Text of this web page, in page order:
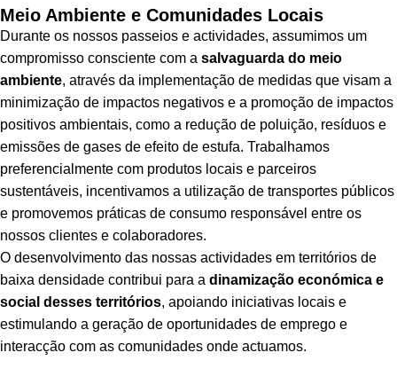
Meio Ambiente e Comunidades Locais
Durante os nossos passeios e actividades, assumimos um
compromisso consciente com a salvaguarda do meio
ambiente, através da implementação de medidas que visam a
minimização de impactos negativos e a promoção de impactos
positivos ambientais, como a redução de poluição, resíduos e
emissões de gases de efeito de estufa. Trabalhamos
preferencialmente com produtos locais e parceiros
sustentáveis, incentivamos a utilização de transportes públicos
e promovemos práticas de consumo responsável entre os
nossos clientes e colaboradores.
O desenvolvimento das nossas actividades em territórios de
baixa densidade contribui para a dinamização económica e
social desses territórios, apoiando iniciativas locais e
estimulando a geração de oportunidades de emprego e
interacção com as comunidades onde actuamos.